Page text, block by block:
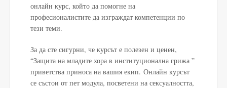
онлайн курс, който да помогне на
професионалистите да изграждат компетенции по
тези теми.
За да сте сигурни, че курсът е полезен и ценен,
“Защита на младите хора в институционална грижа ”
приветства приноса на вашия екип. Онлайн курсът
се състои от пет модула, посветени на сексуалността,